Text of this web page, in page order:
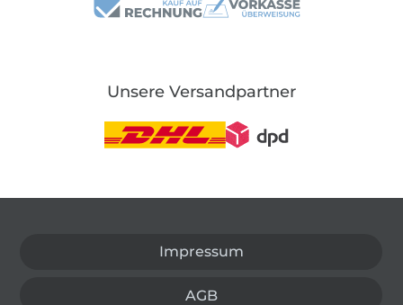
Unsere Versandpartner
Impressum
AGB